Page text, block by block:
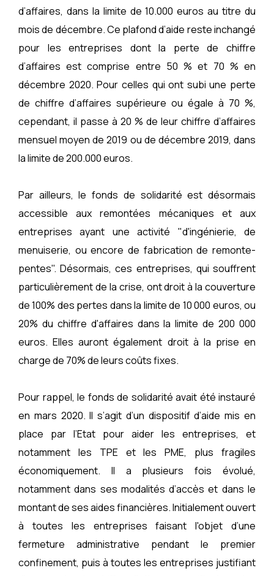
d’affaires, dans la limite de 10.000 euros au titre du
mois de décembre. Ce plafond d’aide reste inchangé
pour les entreprises dont la perte de chiffre
d’affaires est comprise entre 50 % et 70 % en
décembre 2020. Pour celles qui ont subi une perte
de chiffre d’affaires supérieure ou égale à 70 %,
cependant, il passe à 20 % de leur chiffre d’affaires
mensuel moyen de 2019 ou de décembre 2019, dans
la limite de 200.000 euros.
Par ailleurs, le fonds de solidarité est désormais
accessible aux remontées mécaniques et aux
entreprises ayant une activité "d'ingénierie, de
menuiserie, ou encore de fabrication de remonte-
pentes". Désormais, ces entreprises, qui souffrent
particulièrement de la crise, ont droit à la couverture
de 100% des pertes dans la limite de 10 000 euros, ou
20% du chiffre d'affaires dans la limite de 200 000
euros. Elles auront également droit à la prise en
charge de 70% de leurs coûts fixes.
Pour rappel, le fonds de solidarité avait été instauré
en mars 2020. Il s’agit d’un dispositif d’aide mis en
place par l’Etat pour aider les entreprises, et
notamment les TPE et les PME, plus fragiles
économiquement. Il a plusieurs fois évolué,
notamment dans ses modalités d’accès et dans le
montant de ses aides financières. Initialement ouvert
à toutes les entreprises faisant l'objet d’une
fermeture administrative pendant le premier
confinement, puis à toutes les entreprises justifiant